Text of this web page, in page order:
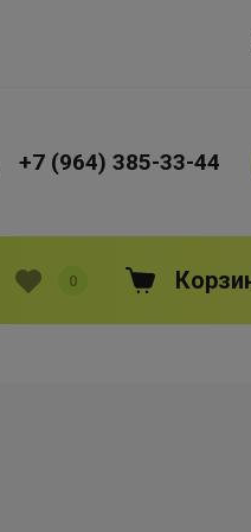
+7 (964) 385-33-44
0